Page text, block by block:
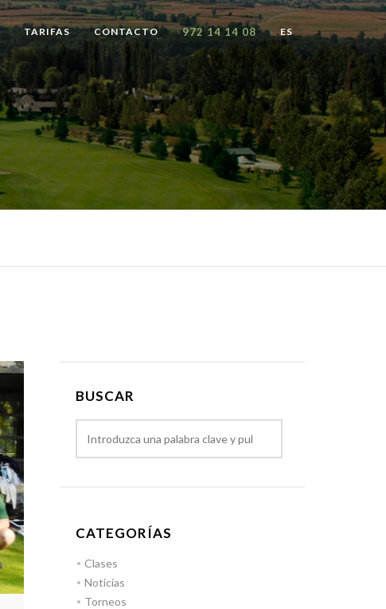
TARIFAS CONTACTO 972 14 14 08 ES
BUSCAR
CATEGORÍAS
Clases
Noticias
Torneos